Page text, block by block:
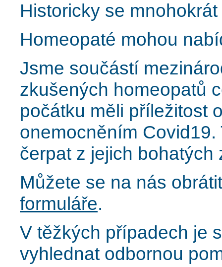
Historicky se
Homeopaté mohou
Jsme součástí
zkušených homeopatů
počátku měli příležitost
onemocněním
čerpat z jejich
Můžete se na nás
formuláře.
V těžkých případech je
vyhlednat odbornou